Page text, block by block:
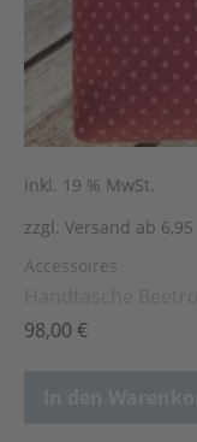
inkl. 19 % MwSt.
zzgl. Versand ab 6,95
Accessoires
98,00 €